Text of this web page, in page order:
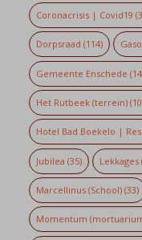
Coronacrisis | Covid19
Dorpsraad (114)
Gemeente Enschede
Het Rutbeek (terrein)
Hotel Bad Boekelo |
Jubilea (35) Lekkages
Marcellinus (School)(33)
Momentum